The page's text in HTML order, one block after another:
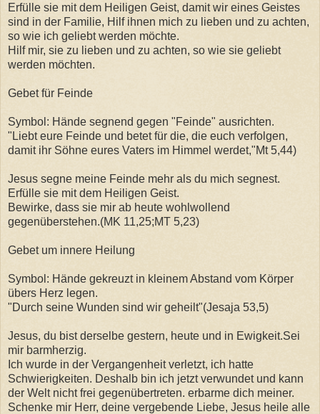
Erfülle sie mit dem Heiligen Geist, damit wir eines Geistes
sind in der Familie, Hilf ihnen mich zu lieben und zu achten,
so wie ich geliebt werden möchte.
Hilf mir, sie zu lieben und zu achten, so wie sie geliebt
werden möchten.
Gebet für Feinde
Symbol: Hände segnend gegen "Feinde" ausrichten.
"Liebt eure Feinde und betet für die, die euch verfolgen,
damit ihr Söhne eures Vaters im Himmel werdet,"Mt 5,44)
Jesus segne meine Feinde mehr als du mich segnest.
Erfülle sie mit dem Heiligen Geist.
Bewirke, dass sie mir ab heute wohlwollend
gegenüberstehen.(MK 11,25;MT 5,23)
Gebet um innere Heilung
Symbol: Hände gekreuzt in kleinem Abstand vom Körper
übers Herz legen.
"Durch seine Wunden sind wir geheilt"(Jesaja 53,5)
Jesus, du bist derselbe gestern, heute und in Ewigkeit.Sei
mir barmherzig.
Ich wurde in der Vergangenheit verletzt, ich hatte
Schwierigkeiten. Deshalb bin ich jetzt verwundet und kann
der Welt nicht frei gegenübertreten. erbarme dich meiner.
Schenke mir Herr, deine vergebende Liebe, Jesus heile alle